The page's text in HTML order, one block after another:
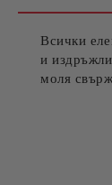
Всички
и
моля